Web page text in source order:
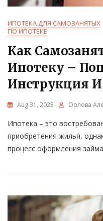
ИПОТЕКА ДЛЯ САМОЗАНЯТЫХ
ПО ИПОТЕКЕ
Как
Ипотеку –
Инструкция
Aug 31, 2025 Орлова
Ипотека – это
приобретения жилья,
процесс оформления займа